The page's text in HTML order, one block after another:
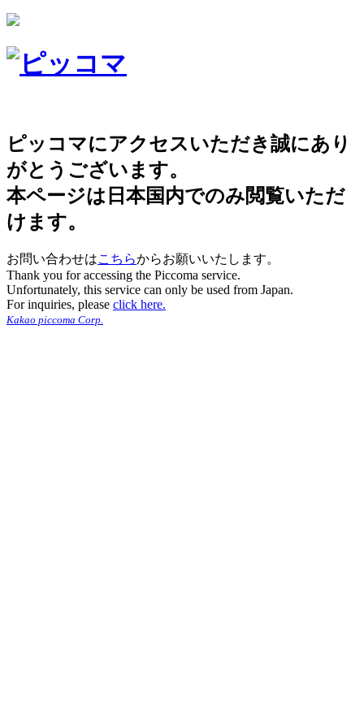
ピッコマにアクセスいただき誠にあり
がとうございます。
本ページは日本国内でのみ閲覧いただ
けます。
お問い合わせはこちらからお願いいたします。
Thank you for accessing the Piccoma service.
Unfortunately, this service can only be used from Japan.
For inquiries, please click here.
Kakao piccoma Corp.